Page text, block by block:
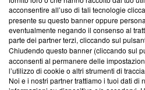
parte; Trust Project non ha
conformità agli standard.
Su di noi
Team editoriale
Corporate
acconsentire all’uso di tali tecnologie
presente su questo banner oppure
eventualmente negando il consenso al
parte dei partner terzi, cliccando sul
Chiudendo questo banner (cliccando sul
acconsenti al permanere delle
l’utilizzo di cookie o altri strumenti di
Noi e i nostri partner trattiamo i tuoi dati di